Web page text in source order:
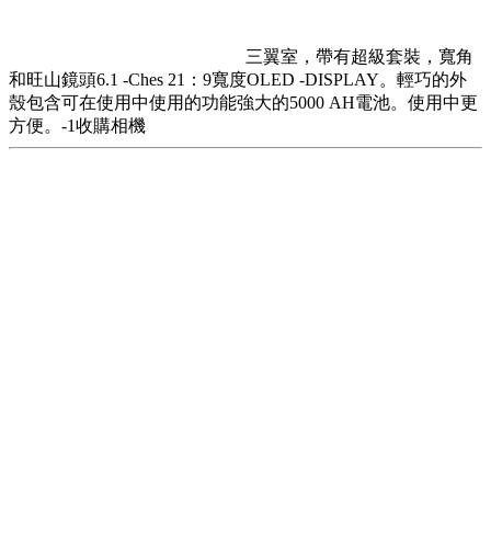
三翼室，帶有超級套裝，寬角
和旺山鏡頭6.1 -Ches 21：9寬度OLED -DISPLAY。輕巧的外
殼包含可在使用中使用的功能強大的5000 AH電池。使用中更
方便。-1收購相機